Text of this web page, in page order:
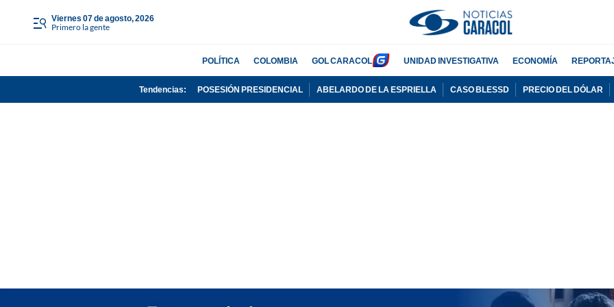
viernes 07 de agosto, 2026
Primero la gente
POLÍTICA COLOMBIA GOL CARACOL UNIDAD INVESTIGATIVA ECONOMÍA
Tendencias: POSESIÓN PRESIDENCIAL ABELARDO DE LA ESPRIELLA CASO BLESSD PRECIO DEL DÓLAR